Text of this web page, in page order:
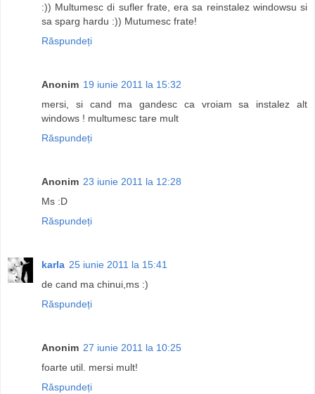
:)) Multumesc di sufler frate, era sa reinstalez windowsu si
sa sparg hardu :)) Mutumesc frate!
Răspundeți
Anonim 19 iunie 2011 la 15:32
mersi, si cand ma gandesc ca vroiam sa instalez alt
windows ! multumesc tare mult
Răspundeți
Anonim 23 iunie 2011 la 12:28
Ms :D
Răspundeți
karla 25 iunie 2011 la 15:41
de cand ma chinui,ms :)
Răspundeți
Anonim 27 iunie 2011 la 10:25
foarte util. mersi mult!
Răspundeți